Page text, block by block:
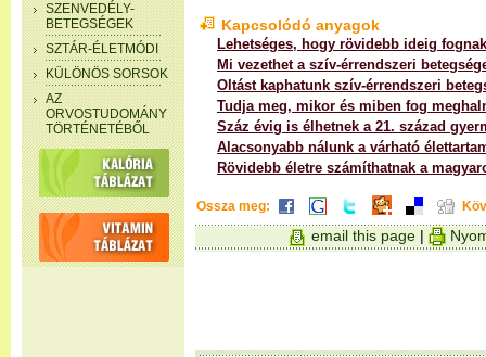
SZENVEDÉLY-
BETEGSÉGEK
SZTÁR-ÉLETMÓDI
KÜLÖNÖS SORSOK
AZ
ORVOSTUDOMÁNY
TÖRTÉNETÉBŐL
Kapcsolódó anyagok
Lehetséges, hogy rövidebb ideig
Mi vezethet a szív-érrendszeri
Oltást kaphatunk szív-érrendszeri
Tudja meg, mikor és miben fog
Száz évig is élhetnek a 21. század
Alacsonyabb nálunk a várható
Rövidebb életre számíthatnak a
Ossza meg:
email this page |